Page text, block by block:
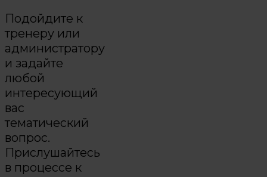
Подойдите к
тренеру или
администратору
и задайте
любой
интересующий
вас
тематический
вопрос.
Прислушайтесь
в процессе к